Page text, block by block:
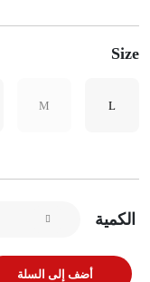
Size
L
M
الكمية
أضف إلى السلة